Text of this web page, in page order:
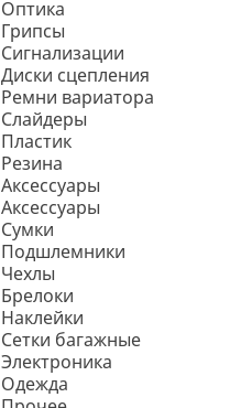
Оптика
Грипсы
Сигнализации
Диски сцепления
Ремни вариатора
Слайдеры
Пластик
Резина
Аксессуары
Аксессуары
Сумки
Подшлемники
Чехлы
Брелоки
Наклейки
Сетки багажные
Электроника
Одежда